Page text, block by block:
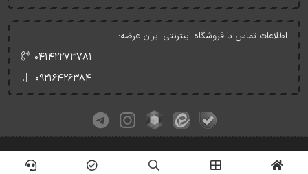
اطلاعات تماس با فروشگاه اینترنتی ایران عرضه:
۰۴۱۴۲۲۷۳۷۸۱
۰۹۲۱۶۴۲۶۳۸۴